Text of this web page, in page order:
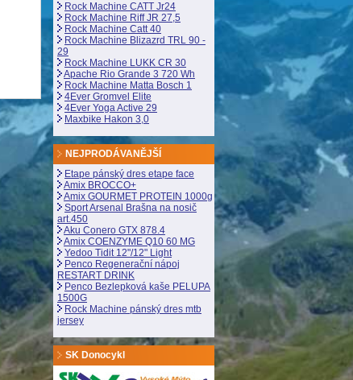
Rock Machine CATT Jr24
Rock Machine Riff JR 27,5
Rock Machine Catt 40
Rock Machine Blizazrd TRL 90 -
29
Rock Machine LUKK CR 30
Apache Rio Grande 3 720 Wh
Rock Machine Matta Bosch 1
4Ever Gromvel Elite
4Ever Yoga Active 29
Maxbike Hakon 3,0
NEJPRODÁVANĚJŠÍ
Etape pánský dres etape face
Amix BROCCO+
Amix GOURMET PROTEIN 1000g
Sport Arsenal Brašna na nosič
art.450
Aku Conero GTX 878.4
Amix COENZYME Q10 60 MG
Yedoo Tidit 12"/12" Light
Penco Regenerační nápoj
RESTART DRINK
Penco Bezlepková kaše PELUPA
1500G
Rock Machine pánský dres mtb
jersey
SK Donocykl